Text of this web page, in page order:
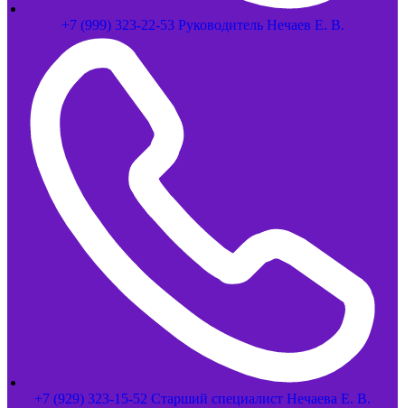
+7 (999) 323-22-53 Руководитель Нечаев Е. В.
+7 (929) 323-15-52 Старший специалист Нечаева Е. В.